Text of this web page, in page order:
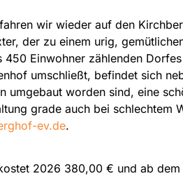
wir wieder auf den
der zu einem urig,
450 Einwohner zählenden
umschließt, befindet sich
umgebaut worden sind, eine
grade auch bei schlechtem
ev.de.
2026 380,00 € und ab